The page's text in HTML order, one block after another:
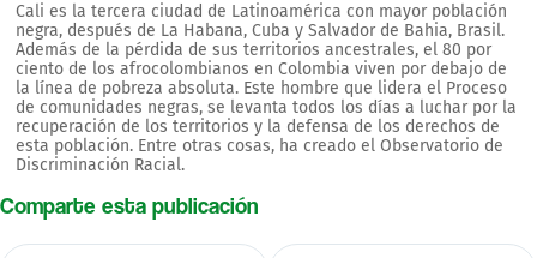
Cali es la tercera ciudad de Latinoamérica con mayor población
negra, después de La Habana, Cuba y Salvador de Bahia, Brasil.
Además de la pérdida de sus territorios ancestrales, el 80 por
ciento de los afrocolombianos en Colombia viven por debajo de
la línea de pobreza absoluta. Este hombre que lidera el Proceso
de comunidades negras, se levanta todos los días a luchar por la
recuperación de los territorios y la defensa de los derechos de
esta población. Entre otras cosas, ha creado el Observatorio de
Discriminación Racial.
Comparte esta publicación